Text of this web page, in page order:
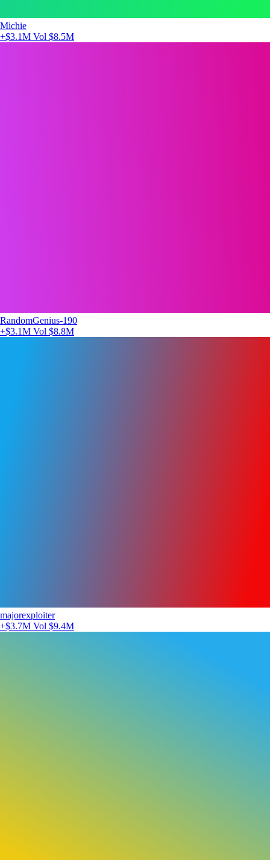
Michie
+$3.1M Vol $8.5M
RandomGenius-190
+$3.1M Vol $8.8M
majorexploiter
+$3.7M Vol $9.4M